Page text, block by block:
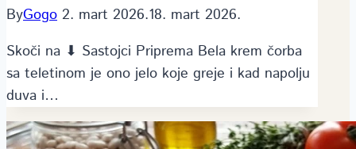
ByGogo 2. mart 2026.18. mart 2026.
Skoči na ⬇ Sastojci Priprema Bela krem čorba
sa teletinom je ono jelo koje greje i kad napolju
duva i…